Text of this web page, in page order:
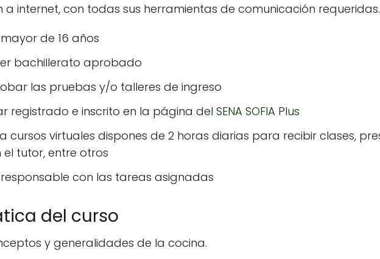
a internet, con todas sus herramientas de comunicación
de 16 años
bachillerato aprobado
las pruebas y/o talleres de ingreso
registrado e inscrito en la página del SENA SOFIA Plus
cursos virtuales dispones de 2 horas diarias para recibir clases,
el tutor, entre otros
responsable con las tareas asignadas
del curso
y generalidades de la cocina.